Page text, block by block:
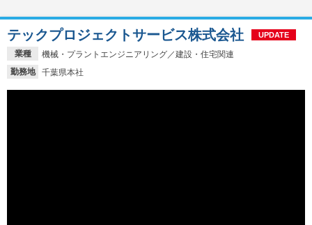
業種
機械・プラントエンジニアリング／建設・住宅関連
勤務地
千葉県本社
テックプロジェクトサービス株式会社 UPDATE